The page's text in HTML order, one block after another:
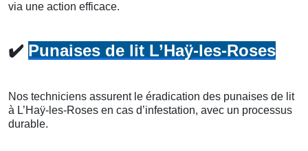
via une action efficace.
✔️ Punaises de lit L’Haÿ-les-Roses
Nos techniciens assurent le éradication des punaises de lit
à L’Haÿ-les-Roses en cas d’infestation, avec un processus
durable.